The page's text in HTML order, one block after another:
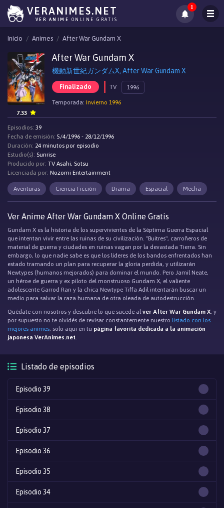
VERANIMES.NET
VER ANIME ONLINE GRATIS
1
Inicio Animes After War Gundam X
After War Gundam X
機動新世紀ガンダムX, After War Gundam X
Finalizado TV 1996
Temporada: Invierno 1996
7.33
Episodios: 39
Fecha de emisión: 5/4/1996 - 28/12/1996
Duración: 24 minutos por episodio
Estudio(s): Sunrise
Producido por: TV Asahi, Sotsu
Licenciada por: Nozomi Entertainment
Aventuras Ciencia Ficción Drama Espacial Mecha
Ver Anime After War Gundam X Online Gratis
Gundam X es la historia de los supervivientes de la Séptima Guerra Espacial
que intentan vivir entre las ruinas de su civilización. "Buitres", carroñeros de
material de guerra y ciudades en ruinas vagan por la devastada Tierra. Sin
embargo, lo que nadie sabe es que los líderes de los bandos enfrentados han
estado tramando un plan para recuperar la gloria perdida, y utilizarán
Newtypes (humanos mejorados) para dominar el mundo. Pero Jamil Neate,
un héroe de guerra y ex piloto del monstruoso Gundam X, el valiente
adolescente Garrod Ran y la chica Newtype Tiffa Adil intentarán buscar un
medio para salvar la raza humana de otra oleada de autodestrucción.
Quédate con nosotros y descubre lo que sucede alver After War Gundam X, y
por supuesto no te olvidés de revisar constantemente nuestro listado con los
mejores animes, solo aqui en tu página favorita dedicada a la animación
japonesa VerAnimes.net.
Listado de episodios
Episodio 39
Episodio 38
Episodio 37
Episodio 36
Episodio 35
Episodio 34